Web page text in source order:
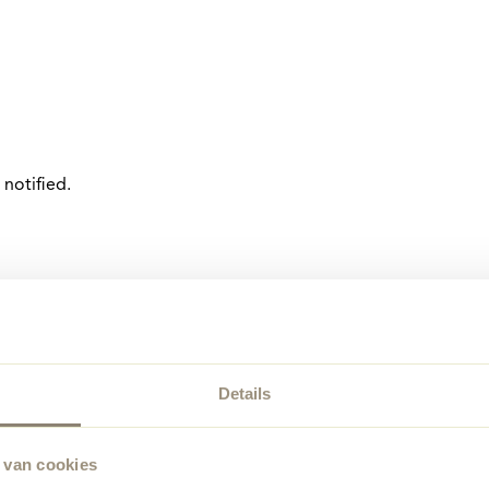
Details
cookies
notified.